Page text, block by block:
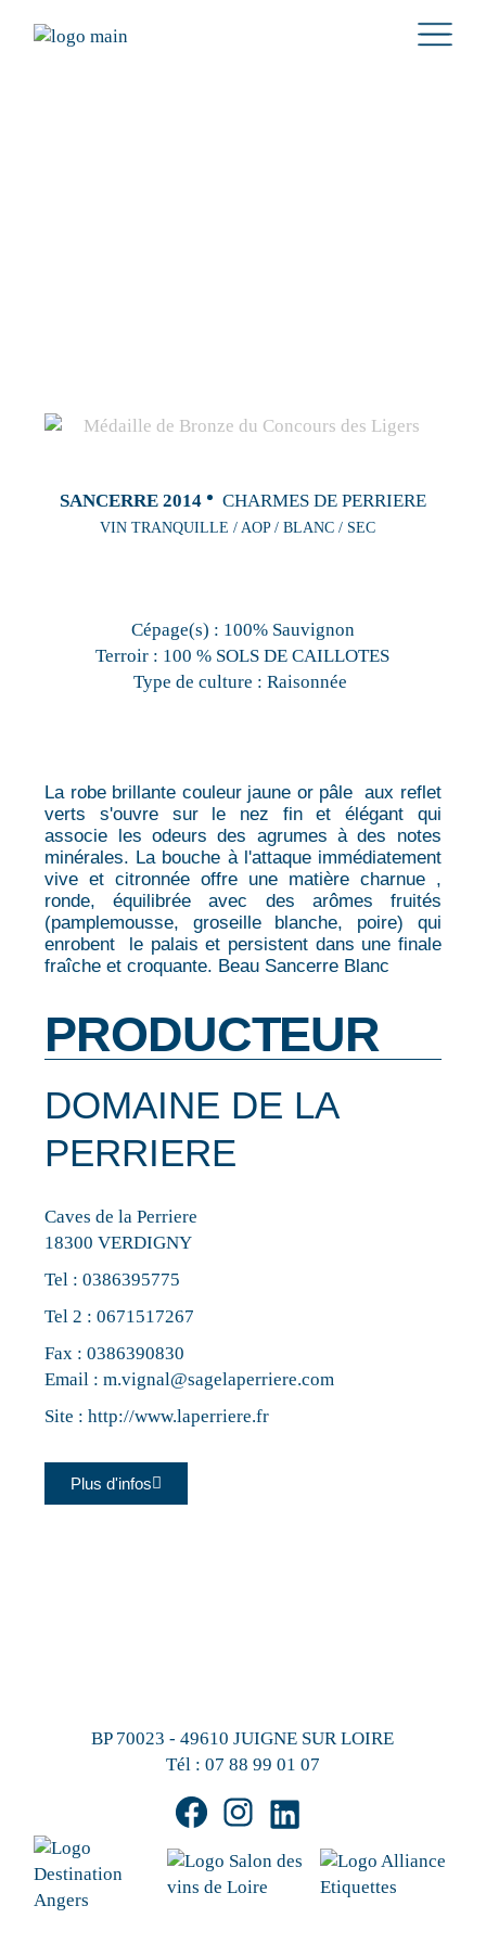
SANCERRE 2014 CHARMES DE PERRIERE
VIN TRANQUILLE / AOP / BLANC / SEC
Cépage(s) : 100% Sauvignon
Terroir : 100 % SOLS DE CAILLOTES
Type de culture : Raisonnée
La robe brillante couleur jaune or pâle aux reflet
verts s'ouvre sur le nez fin et élégant qui
associe les odeurs des agrumes à des notes
minérales. La bouche à l'attaque immédiatement
vive et citronnée offre une matière charnue ,
ronde, équilibrée avec des arômes fruités
(pamplemousse, groseille blanche, poire) qui
enrobent le palais et persistent dans une finale
fraîche et croquante. Beau Sancerre Blanc
PRODUCTEUR
DOMAINE DE LA
PERRIERE
Caves de la Perriere
18300 VERDIGNY
Tel :0386395775
Tel 2 :0671517267
Fax : 0386390830
Email :m.vignal@sagelaperriere.com
Site :http://www.laperriere.fr
Plus d'infos
BP 70023 - 49610 JUIGNE SUR LOIRE
Tél : 07 88 99 01 07